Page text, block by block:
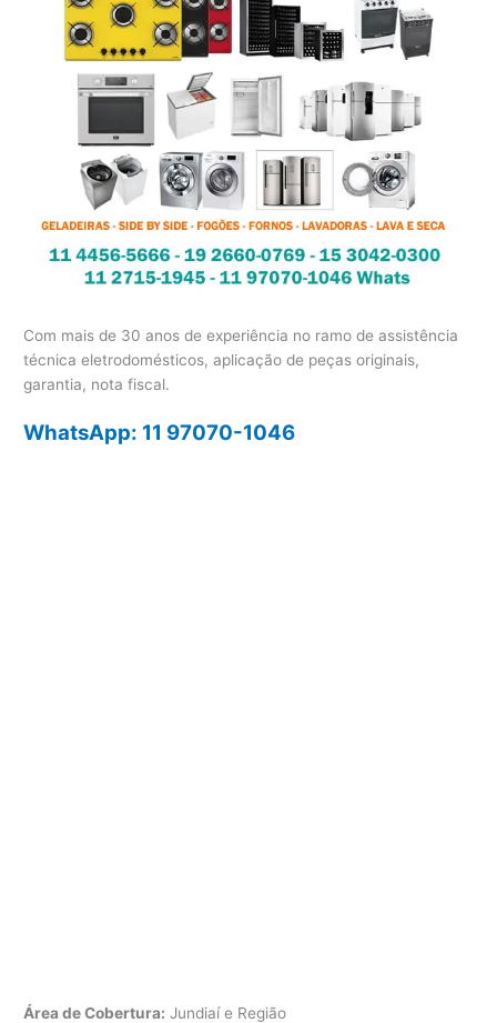
Com mais de 30 anos de experiência no ramo de assistência
técnica eletrodomésticos, aplicação de peças originais,
garantia, nota fiscal.
WhatsApp: 11 97070-1046
Área de Cobertura: Jundiaí e Região